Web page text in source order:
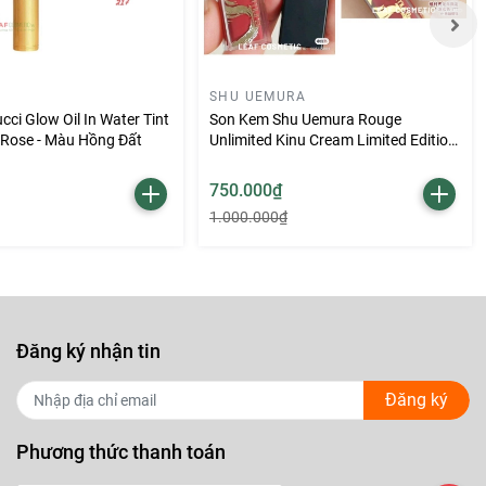
Glow Oil In Water Tint
- Màu Hồng Đất
SHU UEMURA
Son Kem Shu Uemura Rouge
Unlimited Kinu Cream Limited Edition
Bản Vỏ Rồng)
750.000₫
1.000.000₫
Đăng ký nhận tin
Đăng ký
Phương thức thanh toán